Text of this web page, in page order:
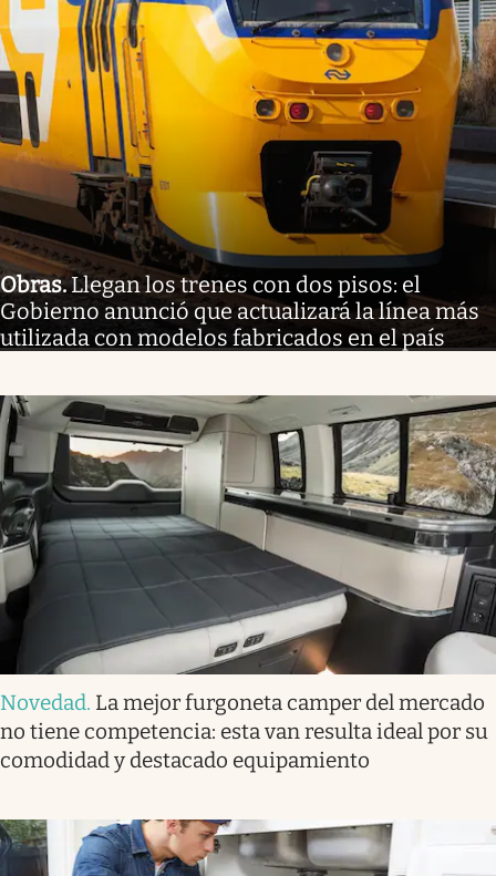
Obras.Llegan los trenes con dos pisos: el
Gobierno anunció que actualizará la línea más
utilizada con modelos fabricados en el país
Novedad. La mejor furgoneta camper del mercado
no tiene competencia: esta van resulta ideal por su
comodidad y destacado equipamiento